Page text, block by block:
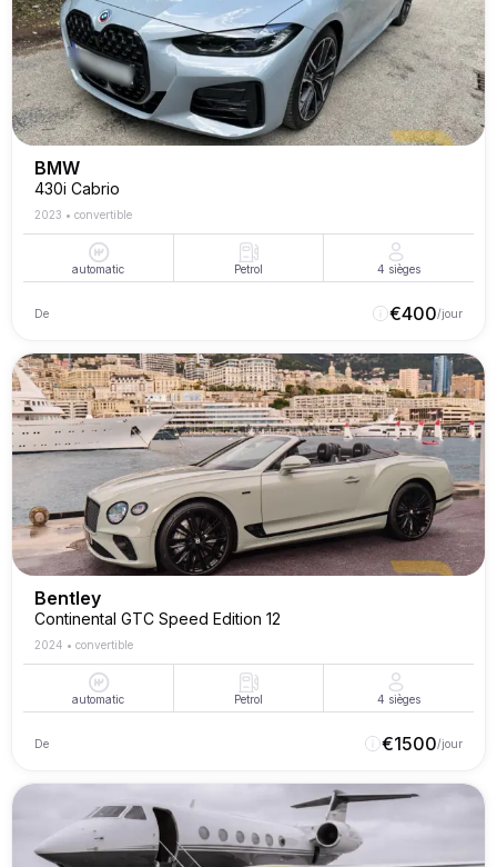
BMW
430i Cabrio
2023 • convertible
automatic Petrol 4 sièges
De €400/jour
Bentley
Continental GTC Speed Edition 12
2024 • convertible
automatic Petrol 4 sièges
De €1500/jour